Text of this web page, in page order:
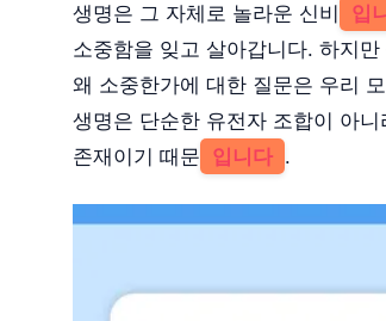
생명은 그 자체로 놀라운 신비 입
소중함을 잊고 살아갑니다. 하지
왜 소중한가에 대한 질문은 우리
생명은 단순한 유전자 조합이 아
존재이기 때문 입니다 .